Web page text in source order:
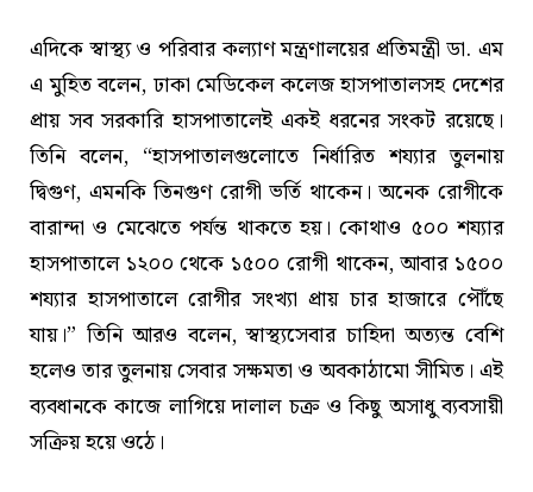
এদিকে স্বাস্থ্য ও পরিবার কল্যাণ মন্ত্রণালয়ের প্রতিমন্ত্রী ডা. এম
এ মুহিত বলেন, ঢাকা মেডিকেল কলেজ হাসপাতালসহ দেশের
প্রায় সব সরকারি হাসপাতালেই একই ধরনের সংকট রয়েছে।
তিনি বলেন, “হাসপাতালগুলোতে নির্ধারিত শয্যার তুলনায়
দ্বিগুণ, এমনকি তিনগুণ রোগী ভর্তি থাকেন। অনেক রোগীকে
বারান্দা ও মেঝেতে পর্যন্ত থাকতে হয়। কোথাও ৫০০ শয্যার
হাসপাতালে ১২০০ থেকে ১৫০০ রোগী থাকেন, আবার ১৫০০
শয্যার হাসপাতালে রোগীর সংখ্যা প্রায় চার হাজারে পৌঁছে
যায়।” তিনি আরও বলেন, স্বাস্থ্যসেবার চাহিদা অত্যন্ত বেশি
হলেও তার তুলনায় সেবার সক্ষমতা ও অবকাঠামো সীমিত। এই
ব্যবধানকে কাজে লাগিয়ে দালাল চক্র ও কিছু অসাধু ব্যবসায়ী
সক্রিয় হয়ে ওঠে।